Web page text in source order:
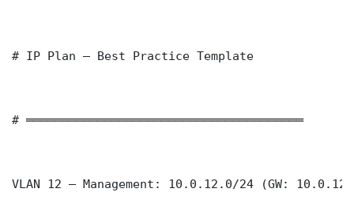
# IP Plan — Best Practice Template
# ═══════════════════════════════════════
VLAN 12 — Management: 10.0.12.0/24 (GW: